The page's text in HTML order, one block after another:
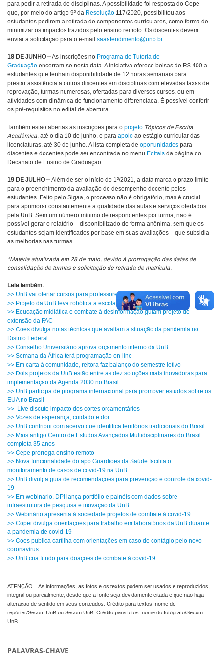
para pedir a retirada de disciplinas. A possibilidade foi resposta do Cepe
que, por meio do artigo 9º da Resolução 117/2020, possibilitou aos
estudantes pedirem a retirada de componentes curriculares, como forma de
minimizar os impactos trazidos pelo ensino remoto. Os discentes devem
enviar a solicitação para o e-mail saaatendimento@unb.br.
18 DE JUNHO –As inscrições no Programa de Tutoria de
Graduação encerram-se nesta data. A iniciativa oferece bolsas de R$ 400 a
estudantes que tenham disponibilidade de 12 horas semanais para
prestar assistência a outros discentes em disciplinas com elevadas taxas de
reprovação, turmas numerosas, ofertadas para diversos cursos, ou em
atividades com dinâmica de funcionamento diferenciada. É possível conferir
os pré-requisitos no edital de abertura.
Também estão abertas as inscrições para o projeto Tópicos de Escrita
Acadêmica, até o dia 10 de junho, e para apoio ao estágio curricular das
licenciaturas, até 30 de junho. A lista completa de oportunidades para
discentes e docentes pode ser encontrada no menu Editais da página do
Decanato de Ensino de Graduação.
19 DE JULHO –Além de ser o início do 1º/2021, a data marca o prazo limite
para o preenchimento da avaliação de desempenho docente pelos
estudantes. Feito pelo Sigaa, o processo não é obrigatório, mas é crucial
para aprimorar constantemente a qualidade das aulas e serviços ofertados
pela UnB. Sem um número mínimo de respondentes por turma, não é
possível gerar o relatório – disponibilizado de forma anônima, sem que os
estudantes sejam identificados por base em suas avaliações – que subsidia
as melhorias nas turmas.
*Matéria atualizada em 28 de maio, devido à prorrogação das datas de
consolidação de turmas e solicitação de retirada de matrícula.
Leia também:
>> UnB vai ofertar cursos para professores da rede pública do DF
>> Projeto da UnB leva robótica a escolas de todo o Brasil
>> Educação midiática e combate à desinformação guiam projeto de
extensão da FAC
>> Coes divulga notas técnicas que avaliam a situação da pandemia no
Distrito Federal
>> Conselho Universitário aprova orçamento interno da UnB
>> Semana da África terá programação on-line
>> Em carta à comunidade, reitora faz balanço do semestre letivo
>> Dois projetos da UnB estão entre as dez soluções mais inovadoras para
implementação da Agenda 2030 no Brasil
>> UnB participa de programa internacional para promover estudos sobre os
EUA no Brasil
>> Live discute impacto dos cortes orçamentários
>> Vozes de esperança, cuidado e dor
>> UnB contribui com acervo que identifica territórios tradicionais do Brasil
>> Mais antigo Centro de Estudos Avançados Multidisciplinares do Brasil
completa 35 anos
>> Cepe prorroga ensino remoto
>> Nova funcionalidade do app Guardiões da Saúde facilita o
monitoramento de casos de covid-19 na UnB
>> UnB divulga guia de recomendações para prevenção e controle da covid-
19
>> Em webinário, DPI lança portfólio e painéis com dados sobre
infraestrutura de pesquisa e inovação da UnB
>> Webinário apresenta à sociedade projetos de combate à covid-19
>> Copei divulga orientações para trabalho em laboratórios da UnB durante
a pandemia de covid-19
>> Coes publica cartilha com orientações em caso de contágio pelo novo
coronavírus
>> UnB cria fundo para doações de combate à covid-19
ATENÇÃO – As informações, as fotos e os textos podem ser usados e reproduzidos,
integral ou parcialmente, desde que a fonte seja devidamente citada e que não haja
alteração de sentido em seus conteúdos. Crédito para textos: nome do
repórter/Secom UnB ou Secom UnB. Crédito para fotos: nome do fotógrafo/Secom
UnB.
PALAVRAS-CHAVE